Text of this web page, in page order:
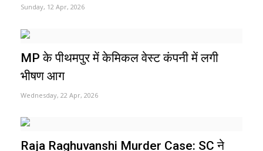
Sunday, 12 Apr, 2026
MP के पीथमपुर में केमिकल वेस्ट कंपनी में लगी
भीषण आग
Wednesday, 22 Apr, 2026
Raja Raghuvanshi Murder Case: SC ने